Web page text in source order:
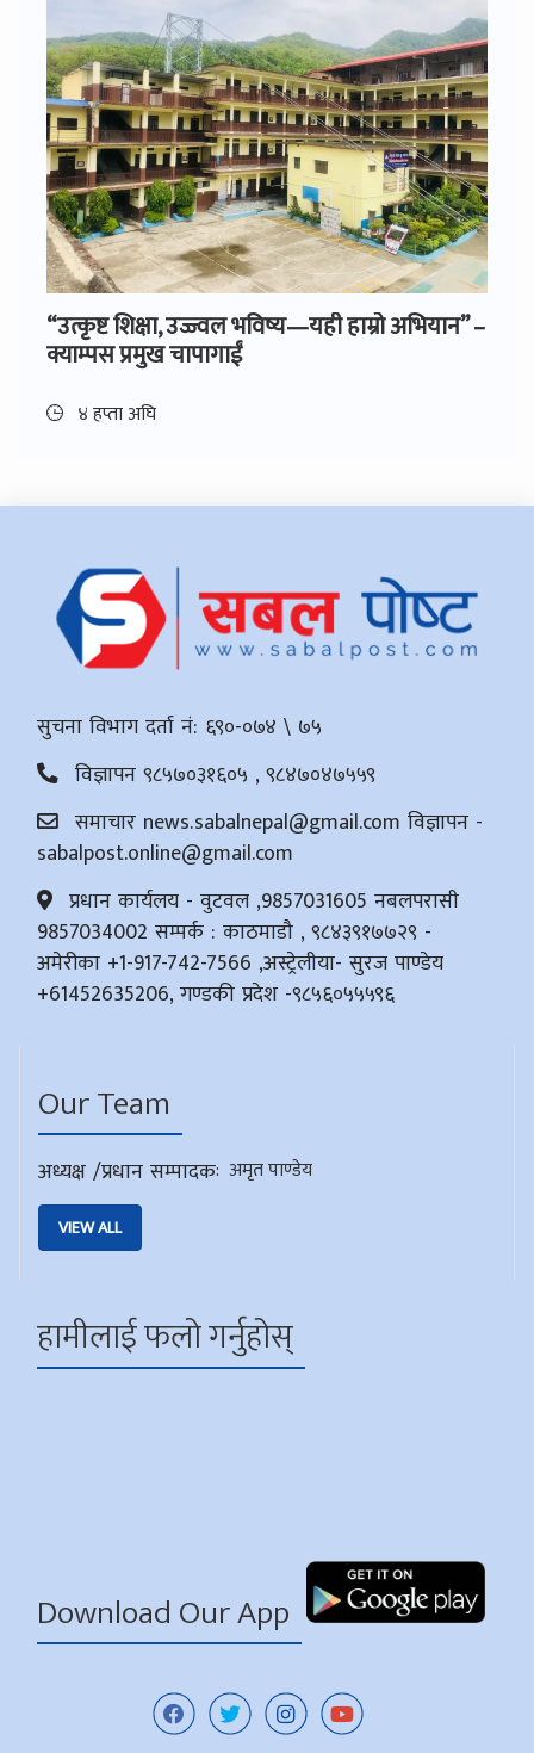
“उत्कृष्ट शिक्षा, उज्ज्वल भविष्य—यही हाम्रो अभियान” –
क्याम्पस प्रमुख चापागाईं
४ हप्ता अघि
सुचना विभाग दर्ता नं: ६९०-०७४ \ ७५
विज्ञापन ९८५७०३१६०५ , ९८४७०४७५५९
समाचार news.sabalnepal@gmail.com विज्ञापन -
sabalpost.online@gmail.com
प्रधान कार्यलय - वुटवल ,9857031605 नबलपरासी
9857034002 सम्पर्क : काठमाडौ , ९८४३९१७७२९ -
अमेरीका +1-917-742-7566 ,अस्ट्रेलीया- सुरज पाण्डेय
+61452635206, गण्डकी प्रदेश -९८५६०५५५९६
Our Team
अध्यक्ष /प्रधान सम्पादक: अमृत पाण्डेय
VIEW ALL
हामीलाई फलो गर्नुहोस्
Download Our App